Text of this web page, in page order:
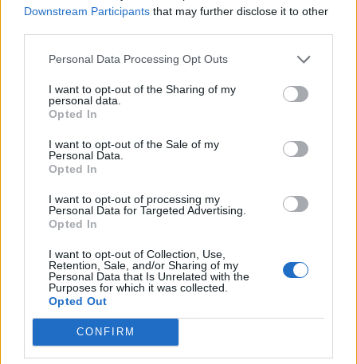
Downstream Participants that may further disclose it to other
Personal Data Processing Opt Outs
I want to opt-out of the Sharing of my
personal data.
Opted In
I want to opt-out of the Sale of my
Personal Data.
Opted In
I want to opt-out of processing my
Personal Data for Targeted Advertising.
Opted In
I want to opt-out of Collection, Use,
Retention, Sale, and/or Sharing of my
Personal Data that Is Unrelated with the
Purposes for which it was collected.
Opted Out
CONFIRM
VERANO